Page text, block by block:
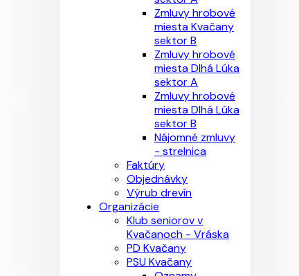
Zmluvy hrobové
miesta Kvačany
sektor B
Zmluvy hrobové
miesta Dlhá Lúka
sektor A
Zmluvy hrobové
miesta Dlhá Lúka
sektor B
Nájomné zmluvy
- strelnica
Faktúry
Objednávky
Výrub drevín
Organizácie
Klub seniorov v
Kvačanoch - Vráska
PD Kvačany
PSU Kvačany